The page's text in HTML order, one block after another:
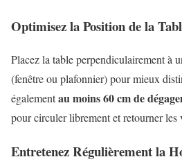
Optimisez la Position de la
Placez la table perpendiculairement à
(fenêtre ou plafonnier) pour mieux
égalementau moins 60 cm de
pour circuler librement et retourner les
Entretenez Régulièrement la